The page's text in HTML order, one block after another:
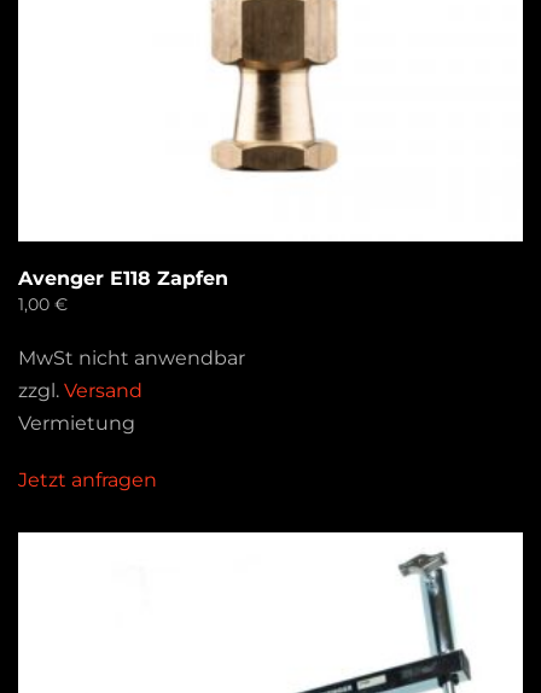
Avenger E118 Zapfen
1,00 €
MwSt nicht anwendbar
zzgl. Versand
Vermietung
Jetzt anfragen